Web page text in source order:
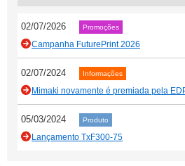
02/07/2026 Promoções
Campanha FuturePrint 2026
02/07/2024 Informações
Mimaki novamente é premiada pela
05/03/2024 Produto
Lançamento TxF300-75